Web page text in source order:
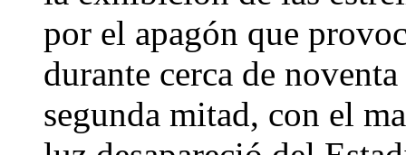
por el apagón que
durante cerca de
segunda mitad, con el